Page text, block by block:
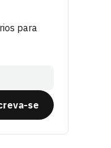
para
se